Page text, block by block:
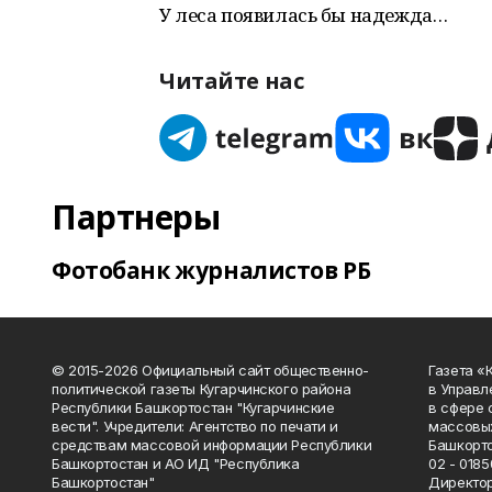
У леса появилась бы надежда…
Читайте нас
Партнеры
Фотобанк журналистов РБ
© 2015-2026 Официальный сайт общественно-
политической газеты Кугарчинского района
Республики Башкортостан "Кугарчинские
вести". Учредители: Агентство по печати и
средствам массовой информации Республики
Башкортостан и АО ИД "Республика
Башкортостан"
Газета
в
в сфере
02 -